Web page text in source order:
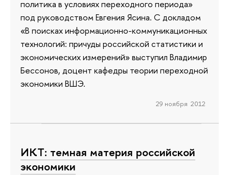
политика в условиях переходного периода»
под руководством Евгения Ясина. С докладом
«В поисках информационно-коммуникационных
технологий: причуды российской статистики и
экономических измерений» выступил Владимир
Бессонов, доцент кафедры теории переходной
экономики ВШЭ.
29 ноября 2012
ИКТ: темная материя российской
экономики